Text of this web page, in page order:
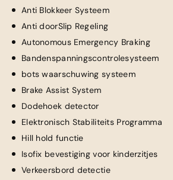
Anti Blokkeer Systeem
Anti doorSlip Regeling
Autonomous Emergency Braking
Bandenspanningscontrolesysteem
bots waarschuwing systeem
Brake Assist System
Dodehoek detector
Elektronisch Stabiliteits Programma
Hill hold functie
Isofix bevestiging voor kinderzitjes
Verkeersbord detectie